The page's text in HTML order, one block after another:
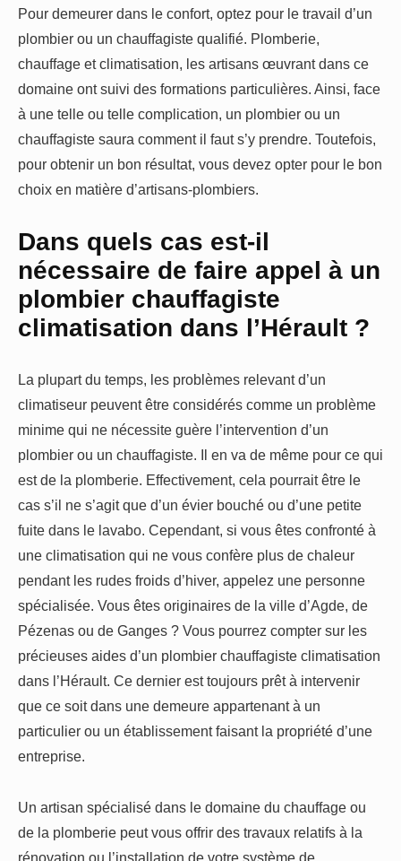
Pour demeurer dans le confort, optez pour le travail d’un
plombier ou un chauffagiste qualifié. Plomberie,
chauffage et climatisation, les artisans œuvrant dans ce
domaine ont suivi des formations particulières. Ainsi, face
à une telle ou telle complication, un plombier ou un
chauffagiste saura comment il faut s’y prendre. Toutefois,
pour obtenir un bon résultat, vous devez opter pour le bon
choix en matière d’artisans-plombiers.
Dans quels cas est-il
nécessaire de faire appel à un
plombier chauffagiste
climatisation dans l’Hérault ?
La plupart du temps, les problèmes relevant d’un
climatiseur peuvent être considérés comme un problème
minime qui ne nécessite guère l’intervention d’un
plombier ou un chauffagiste. Il en va de même pour ce qui
est de la plomberie. Effectivement, cela pourrait être le
cas s’il ne s’agit que d’un évier bouché ou d’une petite
fuite dans le lavabo. Cependant, si vous êtes confronté à
une climatisation qui ne vous confère plus de chaleur
pendant les rudes froids d’hiver, appelez une personne
spécialisée. Vous êtes originaires de la ville d’Agde, de
Pézenas ou de Ganges ? Vous pourrez compter sur les
précieuses aides d’un plombier chauffagiste climatisation
dans l’Hérault. Ce dernier est toujours prêt à intervenir
que ce soit dans une demeure appartenant à un
particulier ou un établissement faisant la propriété d’une
entreprise.
Un artisan spécialisé dans le domaine du chauffage ou
de la plomberie peut vous offrir des travaux relatifs à la
rénovation ou l’installation de votre système de